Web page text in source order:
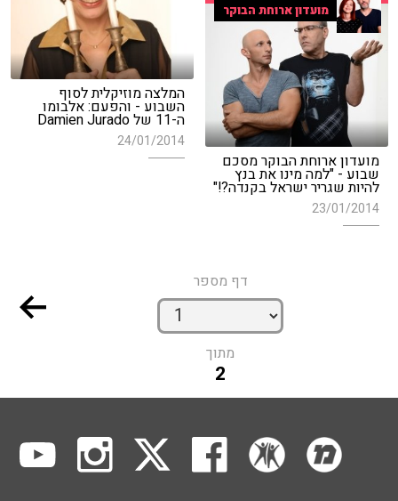
המלצה מוזיקלית לסוף
השבוע - והפעם: אלבומו
ה-11 של Damien Jurado
24/01/2014
מועדון ארוחת הבוקר
מועדון ארוחת הבוקר מסכם
שבוע - "למה מינו את בנץ
להיות שגריר ישראל בקנדה?!"
23/01/2014
דף מספר
מתוך
2